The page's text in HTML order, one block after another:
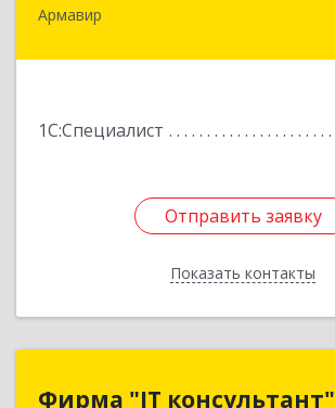
Армавир
1С:Специалист
Отправить заявку
Показать контакты
Отправить заявку
Назад
Фирма "IT консультант"